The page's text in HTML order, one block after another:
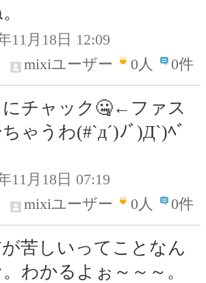
11月18日 12:09
mixiユーザー
0人 0件
にチャック🤐←ファス
ゃうわ(#`д´)ﾉﾞ)Д`)ﾍﾞ
11月18日 07:19
mixiユーザー
0人 0件
が苦しいってことなん
わかるよぉ～～～。